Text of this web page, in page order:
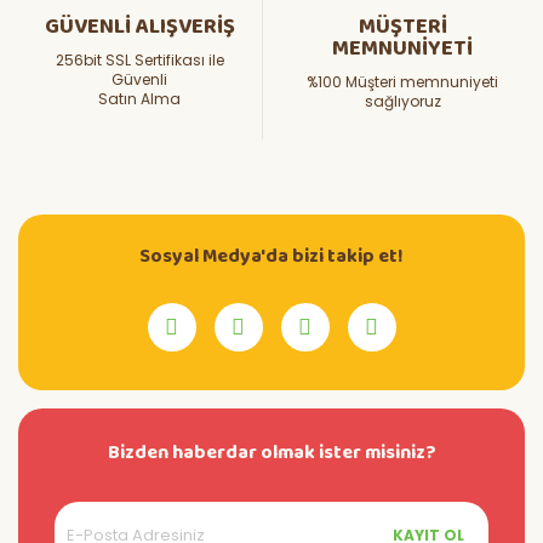
GÜVENLİ ALIŞVERİŞ
256bit SSL Sertifikası ile
Güvenli
Satın Alma
MÜŞTERİ
MEMNUNİYETİ
%100 Müşteri memnuniyeti
sağlıyoruz
Sosyal Medya'da bizi takip et!
Bizden haberdar olmak ister misiniz?
KAYIT OL